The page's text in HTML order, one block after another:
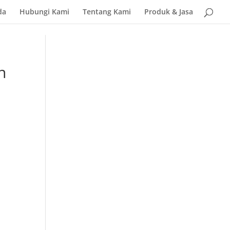
Hubungi Kami Tentang Kami Produk & Jasa